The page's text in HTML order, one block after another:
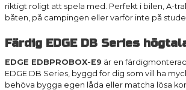
riktigt roligt att spela med. Perfekt i bilen, A-
båten, på campingen eller varför inte på
Färdig EDGE DB Series
EDGE EDBPROBOX-E9 är en
EDGE DB Series, byggd för dig som vill ha
behöva bygga egen låda eller matcha lösa